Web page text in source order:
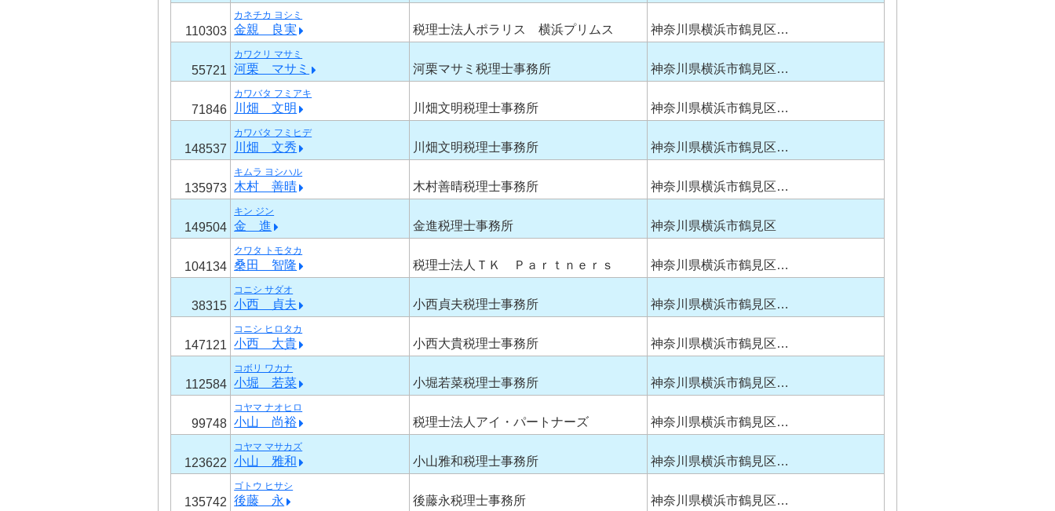
110303
カネチカ ヨシミ
金親 良実 税理士法人ポラリス 横浜プリムス 神奈川県横浜市鶴見区…
55721
カワクリ マサミ
河栗 マサミ 河栗マサミ税理士事務所 神奈川県横浜市鶴見区…
71846
カワバタ フミアキ
川畑 文明 川畑文明税理士事務所 神奈川県横浜市鶴見区…
148537
カワバタ フミヒデ
川畑 文秀 川畑文明税理士事務所 神奈川県横浜市鶴見区…
135973
キムラ ヨシハル
木村 善晴 木村善晴税理士事務所 神奈川県横浜市鶴見区…
149504
キン ジン
金 進 金進税理士事務所 神奈川県横浜市鶴見区
104134
クワタ トモタカ
桑田 智隆 税理士法人ＴＫ Ｐａｒｔｎｅｒｓ 神奈川県横浜市鶴見区…
38315
コニシ サダオ
小西 貞夫 小西貞夫税理士事務所 神奈川県横浜市鶴見区…
147121
コニシ ヒロタカ
小西 大貴 小西大貴税理士事務所 神奈川県横浜市鶴見区…
112584
コボリ ワカナ
小堀 若菜 小堀若菜税理士事務所 神奈川県横浜市鶴見区…
99748
コヤマ ナオヒロ
小山 尚裕 税理士法人アイ・パートナーズ 神奈川県横浜市鶴見区…
123622
コヤマ マサカズ
小山 雅和 小山雅和税理士事務所 神奈川県横浜市鶴見区…
135742
ゴトウ ヒサシ
後藤 永 後藤永税理士事務所 神奈川県横浜市鶴見区…